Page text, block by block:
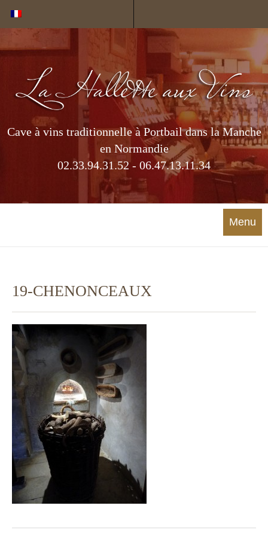
Cave à vins traditionnelle à Portbail dans la Manche
en Normandie
02.33.94.31.52 - 06.47.13.11.34
Menu
19-CHENONCEAUX
Cookies management panel